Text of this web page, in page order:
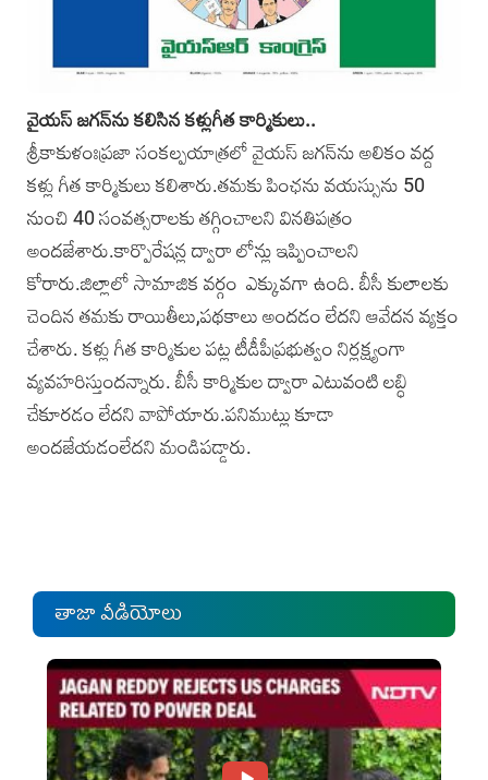
వైయస్‌ జగన్‌ను కలిసిన కళ్లుగీత కార్మికులు..
శ్రీకాకుళంఃప్రజా సంకల్పయాత్రలో వైయస్‌ జగన్‌ను అలికం వద్ద
కళ్లు గీత కార్మికులు కలిశారు.తమకు పింఛను వయస్సును 50
నుంచి 40 సంవత్సరాలకు తగ్గించాలని వినతిపత్రం
అందజేశారు.కార్పొరేషన్ల ద్వారా లోన్లు ఇప్పించాలని
కోరారు.జిల్లాలో సామాజిక వర్గం ఎక్కువగా ఉంది. బీసీ కులాలకు
చెందిన తమకు రాయితీలు,పథకాలు అందడం లేదని ఆవేదన వ్యక్తం
చేశారు. కళ్లు గీత కార్మికుల పట్ల టీడీపీప్రభుత్వం నిర్లక్ష్యంగా
వ్యవహరిస్తుందన్నారు. బీసీ కార్మికుల ద్వారా ఎటువంటి లబ్ధి
చేకూరడం లేదని వాపోయారు.పనిముట్లు కూడా
అందజేయడంలేదని మండిపడ్డారు.
తాజా వీడియోలు